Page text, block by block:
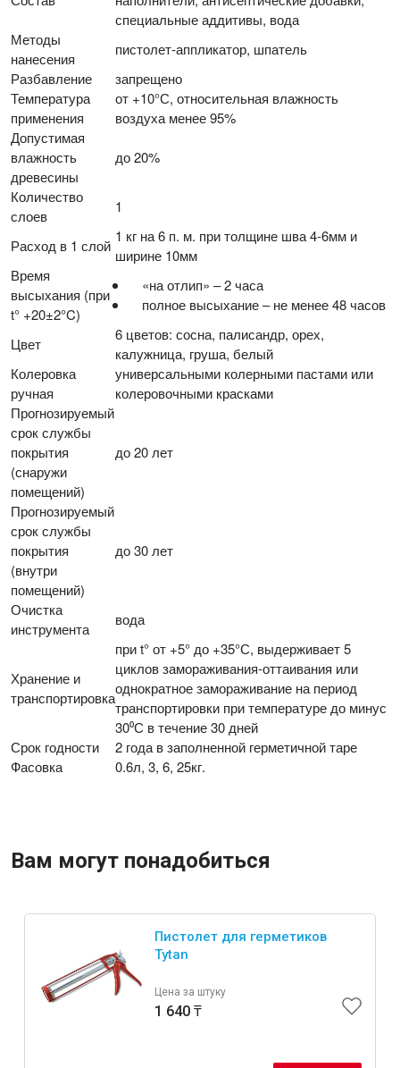
специальные аддитивы, вода
Методы
нанесения
пистолет-аппликатор, шпатель
Разбавление
запрещено
Температура
применения
от +10°С, относительная влажность
воздуха менее 95%
Допустимая
влажность
древесины
до 20%
Количество
слоев
1
Расход в 1 слой
1 кг на 6 п. м. при толщине шва 4-6мм и
ширине 10мм
Время
высыхания (при
t° +20±2°C)
«на отлип» – 2 часа
полное высыхание – не менее 48 часов
Цвет
6 цветов: сосна, палисандр, орех,
калужница, груша, белый
Колеровка
ручная
универсальными колерными пастами или
колеровочными красками
Прогнозируемый
срок службы
покрытия
(снаружи
помещений)
до 20 лет
Прогнозируемый
срок службы
покрытия
(внутри
помещений)
до 30 лет
Очистка
инструмента
вода
Хранение и
транспортировка
при t° от +5° до +35°С, выдерживает 5
циклов замораживания-оттаивания или
однократное замораживание на период
транспортировки при температуре до минус
30⁰С в течение 30 дней
Срок годности
2 года в заполненной герметичной таре
Фасовка
0.6л, 3, 6, 25кг.
Вам могут понадобиться
Пистолет для герметиков
Tytan
Цена за штуку
1 640 ₸